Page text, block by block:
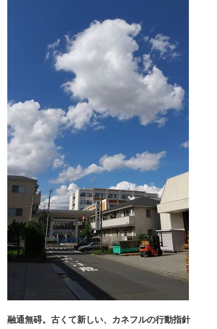
融通無碍。古くて新しい、カネフルの行動指針